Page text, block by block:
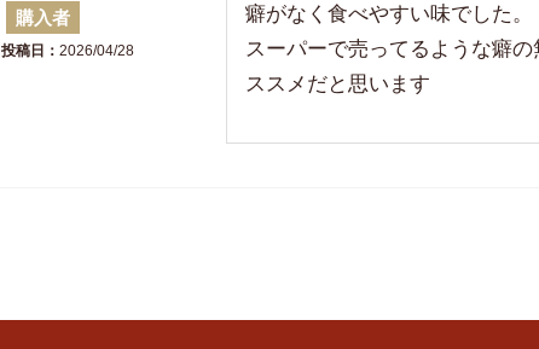
購入者
投稿日 2026/04/28
癖がなく食べやすい味でした。
スーパーで売ってるような癖
ススメだと思います